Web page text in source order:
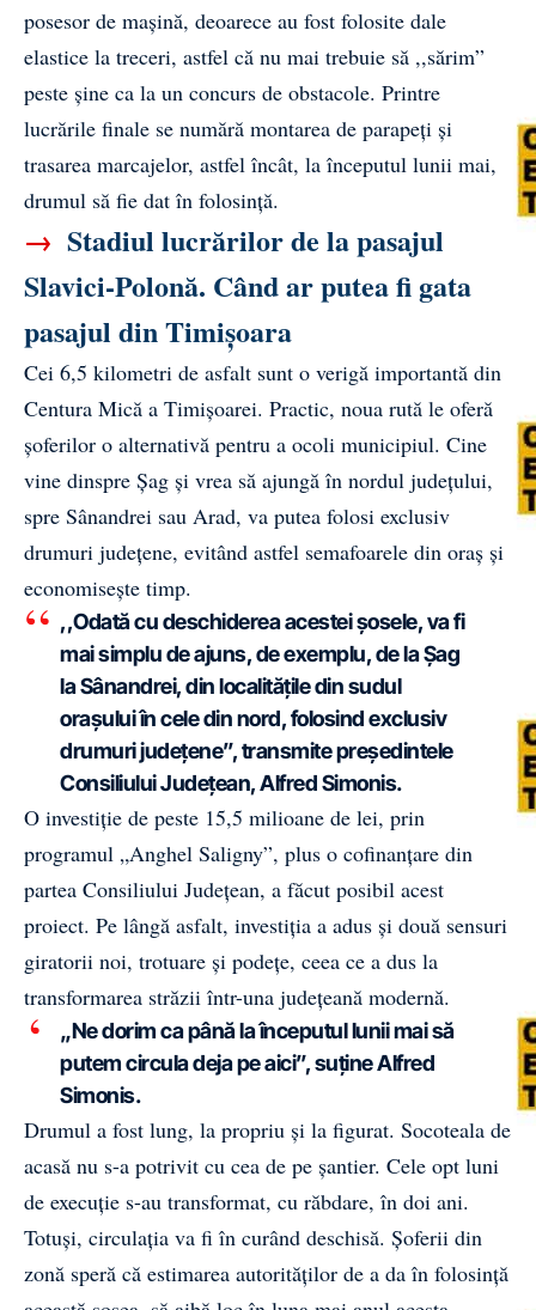
posesor de mașină, deoarece au fost folosite dale
elastice la treceri, astfel că nu mai trebuie să ,,sărim”
peste șine ca la un concurs de obstacole. Printre
lucrările finale se numără montarea de parapeți și
trasarea marcajelor, astfel încât, la începutul lunii mai,
drumul să fie dat în folosință.
→ Stadiul lucrărilor de la pasajul
Slavici-Polonă. Când ar putea fi gata
pasajul din Timișoara
Cei 6,5 kilometri de asfalt sunt o verigă importantă din
Centura Mică a Timișoarei. Practic, noua rută le oferă
șoferilor o alternativă pentru a ocoli municipiul. Cine
vine dinspre Șag și vrea să ajungă în nordul județului,
spre Sânandrei sau Arad, va putea folosi exclusiv
drumuri județene, evitând astfel semafoarele din oraș și
economisește timp.
,,Odată cu deschiderea acestei șosele, va fi
mai simplu de ajuns, de exemplu, de la Șag
la Sânandrei, din localitățile din sudul
orașului în cele din nord, folosind exclusiv
drumuri județene”, transmite președintele
Consiliului Județean, Alfred Simonis.
O investiție de peste 15,5 milioane de lei, prin
programul „Anghel Saligny”, plus o cofinanțare din
partea Consiliului Județean, a făcut posibil acest
proiect. Pe lângă asfalt, investiția a adus și două sensuri
giratorii noi, trotuare și podețe, ceea ce a dus la
transformarea străzii într-una județeană modernă.
„Ne dorim ca până la începutul lunii mai să
putem circula deja pe aici”, suține Alfred
Simonis.
Drumul a fost lung, la propriu și la figurat. Socoteala de
acasă nu s-a potrivit cu cea de pe șantier. Cele opt luni
de execuție s-au transformat, cu răbdare, în doi ani.
Totuși, circulația va fi în curând deschisă. Șoferii din
zonă speră că estimarea autorităților de a da în folosință